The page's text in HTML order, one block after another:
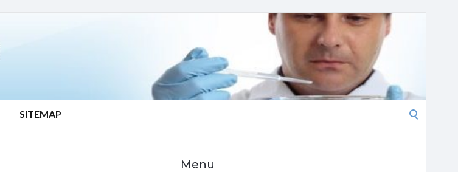
SITEMAP
Menu